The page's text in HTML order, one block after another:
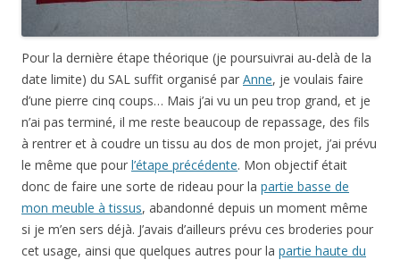
Pour la dernière étape théorique (je poursuivrai au-delà de la
date limite) du SAL suffit organisé par Anne, je voulais faire
d’une pierre cinq coups… Mais j’ai vu un peu trop grand, et je
n’ai pas terminé, il me reste beaucoup de repassage, des fils
à rentrer et à coudre un tissu au dos de mon projet, j’ai prévu
le même que pour l’étape précédente. Mon objectif était
donc de faire une sorte de rideau pour la partie basse de
mon meuble à tissus, abandonné depuis un moment même
si je m’en sers déjà. J’avais d’ailleurs prévu ces broderies pour
cet usage, ainsi que quelques autres pour la partie haute du